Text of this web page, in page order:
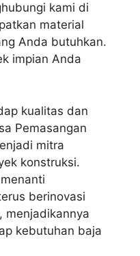
kami di
material
Anda butuhkan.
impian Anda
kualitas dan
Pemasangan
mitra
konstruksi.
berinovasi
menjadikannya
kebutuhan baja